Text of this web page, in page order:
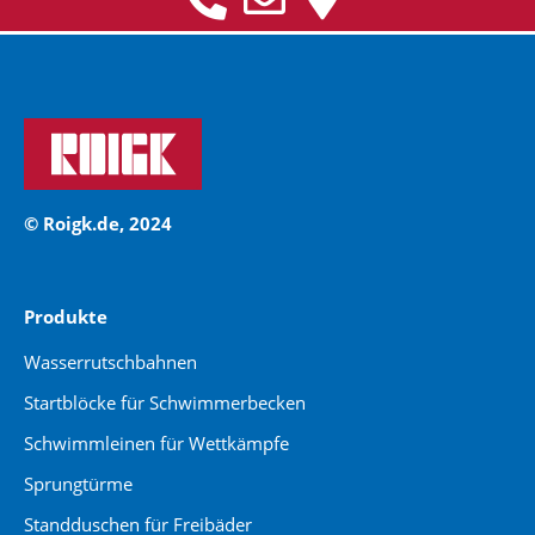
© Roigk.de, 2024
Produkte
Wasserrutschbahnen
Startblöcke für Schwimmerbecken
Schwimmleinen für Wettkämpfe
Sprungtürme
Standduschen für Freibäder